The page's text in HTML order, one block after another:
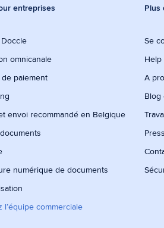
entreprises
omnicanale
paiement
envoi recommandé en Belgique
numérique de documents
l’équipe commerciale
Plus
Se
A
Blog